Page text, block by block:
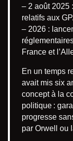
– 2 août 2025
relatifs aux
– 2026 :
France et
En un temps
avait mis six
concept à la
politique :
progresse
par Orwell ou